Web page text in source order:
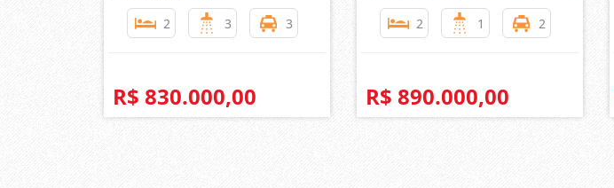
2 3 3
R$ 830.000,00
2 1 2
R$ 890.000,00